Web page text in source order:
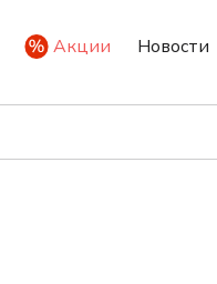
Акции Новости